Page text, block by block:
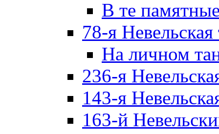
В те
78-я Невельская
На личном
236-я
143-я
163-й